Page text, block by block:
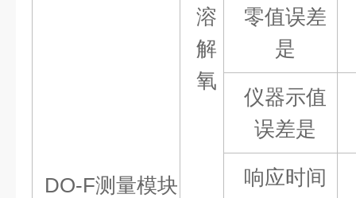
DO-F测量模块
溶
解
氧
零值误差
是
仪器示值
误差是
响应时间